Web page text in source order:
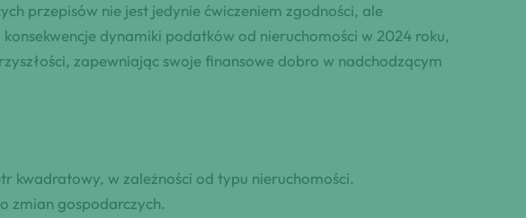
przepisów nie jest jedynie ćwiczeniem zgodności, ale
dynamiki podatków od nieruchomości w 2024 roku,
zapewniając swoje finansowe dobro w nadchodzącym
kwadratowy, w zależności od typu nieruchomości.
zmian gospodarczych.